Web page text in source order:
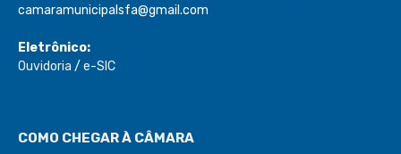
camaramunicipalsfa@gmail.com
Eletrônico:
Ouvidoria / e-SIC
COMO CHEGAR À CÂMARA